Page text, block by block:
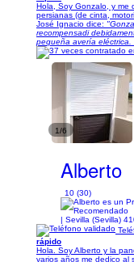
Hola, Soy Gonzalo, y me
persianas (de cinta,
José Ignacio dice:
recompensadi
pequeña avería
1/6
Alberto
10 (30)
| Sevilla (Sevilla)
rápido
Hola. Soy Alberto y la
varios años me dedico al